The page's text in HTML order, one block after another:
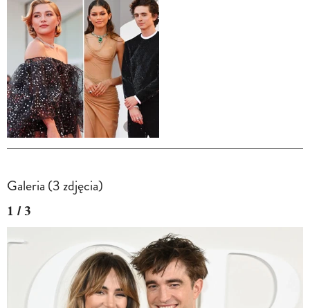
Galeria (3 zdjęcia)
1 / 3